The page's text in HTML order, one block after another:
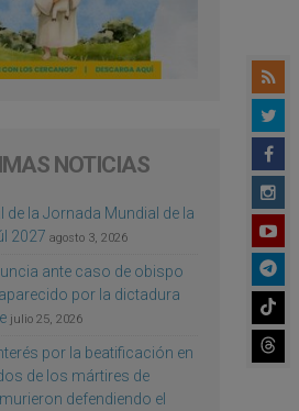
NOTICIAS
de la Jornada Mundial de la
2027 agosto 3, 2026
ante caso de obispo
por la dictadura
julio 25, 2026
por la beatificación en
de los mártires de
defendiendo el